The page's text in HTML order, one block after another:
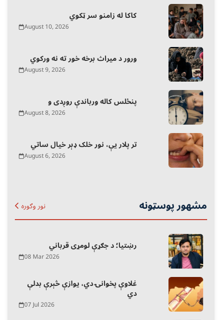
کاکا له زامنو سر ټکوي
August 10, 2026
ورور د میراث برخه خور ته نه ورکوي
August 9, 2026
پنځلس کاله ورباندې روږدی و
August 8, 2026
تر پلار یې، نور خلک ډېر خیال ساتي
August 6, 2026
مشهور پوسټونه نور وګوره
رښتیا؛ د جګړې لومړی قرباني
08 Mar 2026
غلاوې پخوانۍ دي، یوازې څېرې بدلې
دي
07 Jul 2026